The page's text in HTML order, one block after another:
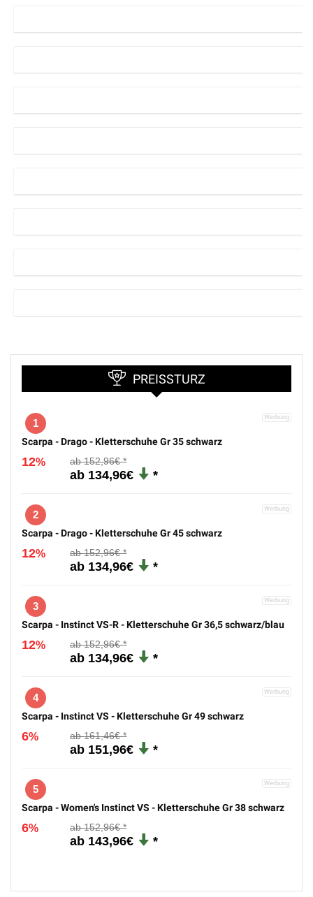
PREISSTURZ
1
Scarpa - Drago - Kletterschuhe Gr 35 schwarz
12% 152,96€
134,96€
2
Scarpa - Drago - Kletterschuhe Gr 45 schwarz
12% 152,96€
134,96€
3
Scarpa - Instinct VS-R - Kletterschuhe Gr 36,5 schwarz/blau
12% 152,96€
134,96€
4
Scarpa - Instinct VS - Kletterschuhe Gr 49 schwarz
6% 161,46€
151,96€
5
Scarpa - Women's Instinct VS - Kletterschuhe Gr 38 schwarz
6% 152,96€
143,96€